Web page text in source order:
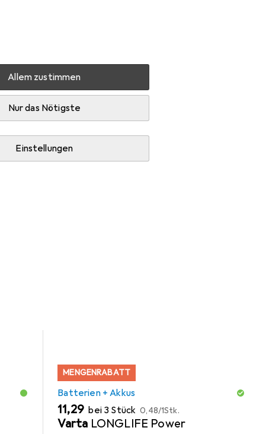
Allem zustimmen
Nur das Nötigste
Einstellungen
Blutdruckmessgerät
MENGENRABATT
Batterien + Akkus
EUR
11,29 bei 3 Stück EUR
0,48/1Stk.
Varta LONGLIFE Power